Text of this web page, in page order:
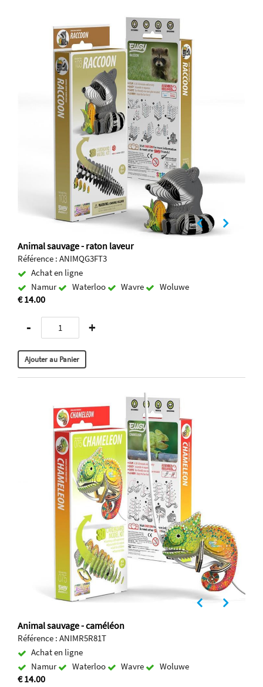
Animal sauvage - raton laveur
Référence : ANIMQG3FT3
Achat en ligne
Namur
Waterloo Wavre Woluwe
€ 14.00
- +
Animal sauvage - caméléon
Référence : ANIMR5R81T
Achat en ligne
Namur
Waterloo Wavre Woluwe
€ 14.00